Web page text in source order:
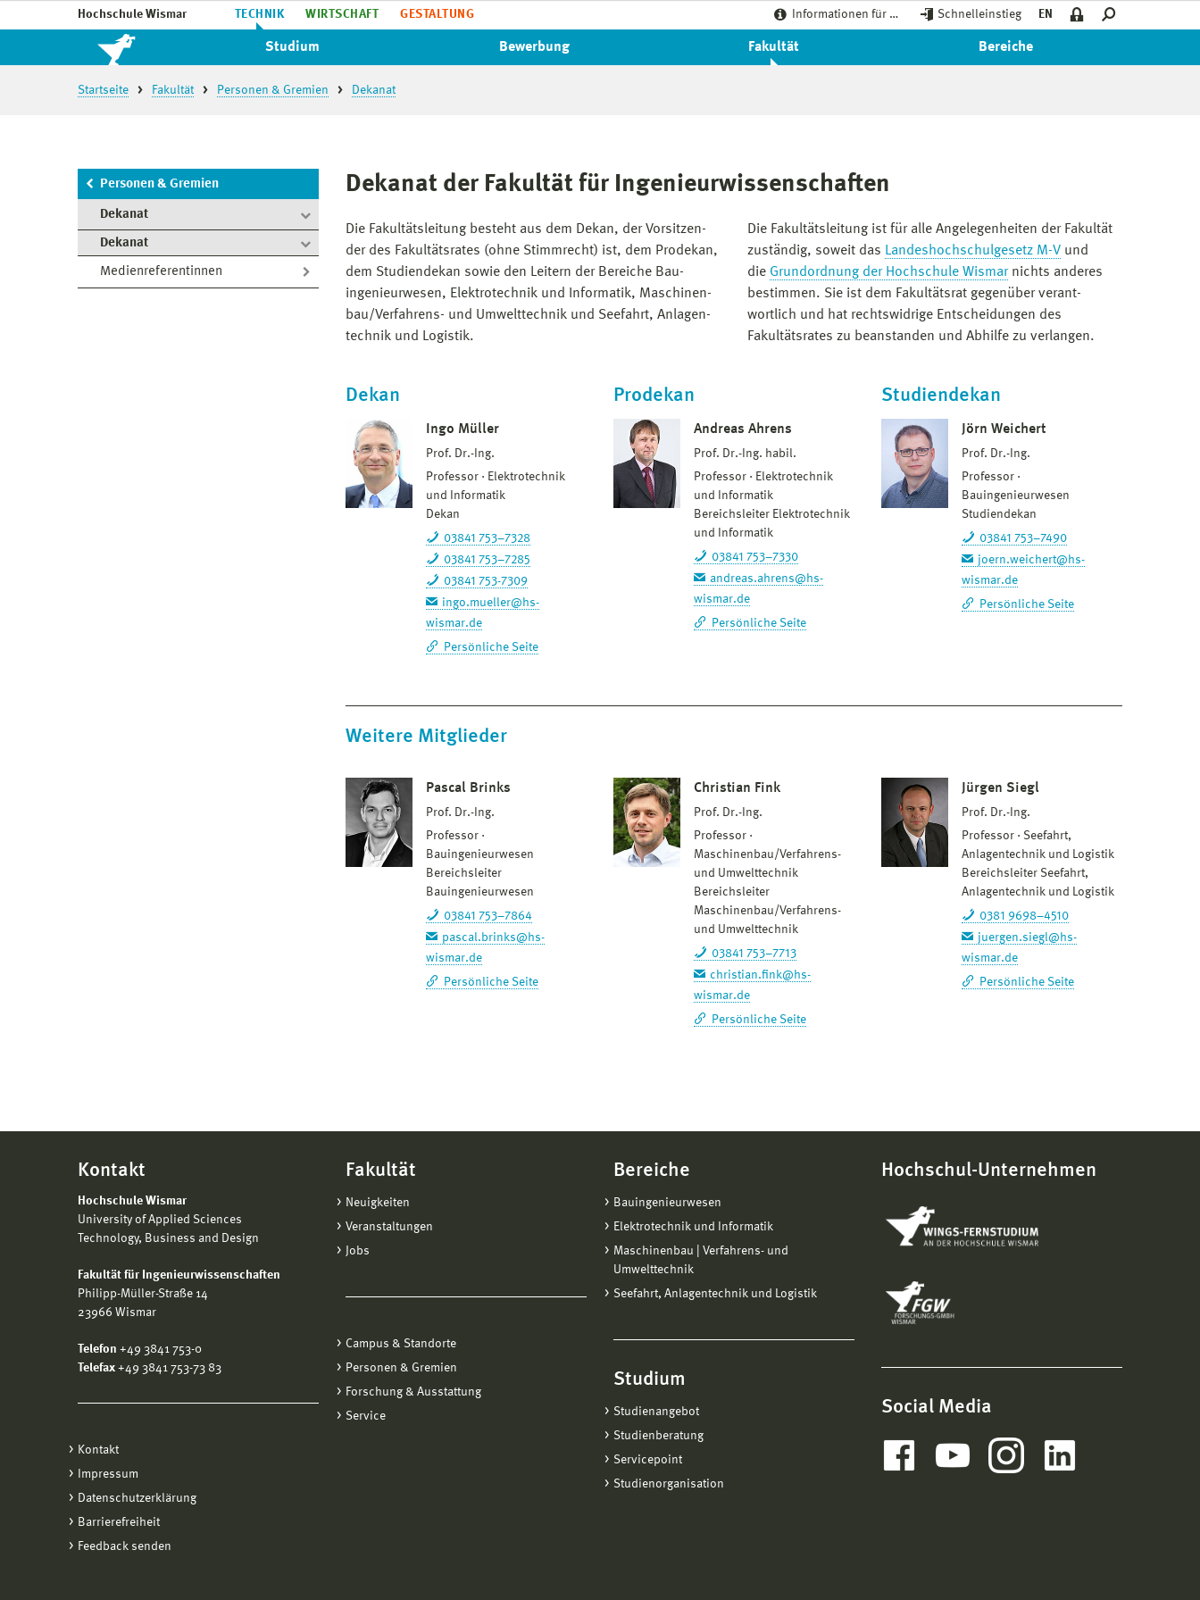
Hochschule Wismar TECHNIK WIRTSCHAFT GESTALTUNG Informationen für … Schnelleinstieg EN
Studium Bewerbung Fakultät Bereiche
Startseite Fakultät Personen & Gremien Dekanat
Personen & Gremien
Dekanat
Dekanat
Medienreferentinnen
Dekanat der Fakultät für Ingenieurwissenschaften
Die Fakultätsleitung besteht aus dem Dekan, der Vor­sitzen­
der des Fakultätsrates (ohne Stimmrecht) ist, dem Prodekan,
dem Studiendekan sowie den Leitern der Bereiche Bau­
ingenieur­wesen, Elektro­technik und Informatik, Maschinen­
bau/Verfahrens- und Umwelttechnik und Seefahrt, Anlagen­
technik und Logistik.
Die Fakultätsleitung ist für alle Angelegenheiten der Fakultät
zuständig, soweit das Landeshochschulgesetz M-V und
die Grundordnung der Hochschule Wismarnichts anderes
bestimmen. Sie ist dem Fakultäts­rat gegenüber verant­
wortlich und hat rechtswidrige Entscheidungen des
Fakultäts­rates zu beanstanden und Abhilfe zu verlangen.
Dekan
Ingo Müller
Prof. Dr.-Ing.
Professor
Elektrotechnik
und Informatik
Dekan
03841 753–7328
03841 753–7285
03841 753-7309
ingo.mueller@hs-
wismar.de
Persönliche Seite
Prodekan
Andreas Ahrens
Prof. Dr.-Ing. habil.
Professor
Elektrotechnik
und Informatik
Bereichsleiter Elektrotechnik
und Informatik
03841 753–7330
andreas.ahrens@hs-
wismar.de
Persönliche Seite
Studiendekan
Jörn Weichert
Prof. Dr.-Ing.
Professor
Bauingenieurwesen
Studiendekan
03841 753–7490
joern.weichert@hs-
wismar.de
Persönliche Seite
Weitere Mitglieder
Pascal Brinks
Prof. Dr.-Ing.
Professor
Bauingenieurwesen
Bereichsleiter
Bauingenieurwesen
03841 753–7864
pascal.brinks@hs-
wismar.de
Persönliche Seite
Christian Fink
Prof. Dr.-Ing.
Professor
Maschinenbau/Verfahrens-
und Umwelttechnik
Bereichsleiter
Maschinenbau/Verfahrens-
und Umwelttechnik
03841 753–7713
christian.fink@hs-
wismar.de
Persönliche Seite
Jürgen Siegl
Prof. Dr.-Ing.
Professor
Seefahrt,
Anlagentechnik und Logistik
Bereichsleiter Seefahrt,
Anlagentechnik und Logistik
0381 9698–4510
juergen.siegl@hs-
wismar.de
Persönliche Seite
Kontakt
Hochschule Wismar
University of Applied Sciences
Technology, Business and Design
Fakultät für Ingenieurwissenschaften
Philipp-Müller-Straße 14
23966 Wismar
Telefon +49 3841 753-0
Telefax +49 3841 753-73 83
Kontakt
Impressum
Datenschutzerklärung
Barrierefreiheit
Feedback senden
Fakultät
Neuigkeiten
Veranstaltungen
Jobs
Campus & Standorte
Personen & Gremien
Forschung & Ausstattung
Service
Bereiche
Bauingenieurwesen
Elektrotechnik und Informatik
Maschinenbau | Verfahrens- und
Umwelttechnik
Seefahrt, Anlagentechnik und Logistik
Studium
Studienangebot
Studienberatung
Servicepoint
Studienorganisation
Hochschul-Unternehmen
Social Media